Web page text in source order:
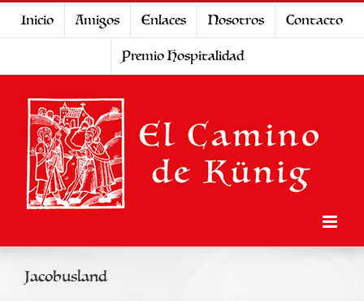
Inicio Amigos Enlaces Nosotros
Contacto
Premio Hospitalidad
Jacobusland